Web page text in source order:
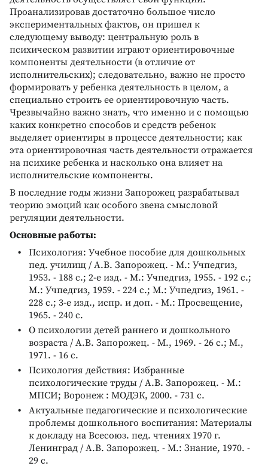
Проанализировав достаточно большое число
экспериментальных фактов, он пришел к
следующему выводу: центральную роль в
психическом развитии играют ориентировочные
компоненты деятельности (в отличие от
исполнительских); следовательно, важно не просто
формировать у ребенка деятельность в целом, а
специально строить ее ориентировочную часть.
Чрезвычайно важно знать, что именно и с помощью
каких конкретно способов и средств ребенок
выделяет ориентиры в процессе деятельности; как
эта ориентировочная часть деятельности отражается
на психике ребенка и насколько она влияет на
исполнительские компоненты.
В последние годы жизни Запорожец разрабатывал
теорию эмоций как особого звена смысловой
регуляции деятельности.
Основные работы:
Психология: Учебное пособие для дошкольных
пед. училищ / А.В. Запорожец. - М.: Учпедгиз,
1953. - 188 с.; 2-е изд. - М.: Учпедгиз, 1955. - 192 с.;
М.: Учпедгиз, 1959. - 224 с.; М.: Учпедгиз, 1961. -
228 с.; 3-е изд., испр. и доп. - М.: Просвещение,
1965. - 240 с.
О психологии детей раннего и дошкольного
возраста / А.В. Запорожец. - М., 1969. - 26 с.; М.,
1971. - 16 с.
Психология действия: Избранные
психологические труды / А.В. Запорожец. - М.:
МПСИ; Воронеж : МОДЭК, 2000. - 731 с.
Актуальные педагогические и психологические
проблемы дошкольного воспитания: Материалы
к докладу на Всесоюз. пед. чтениях 1970 г.
Ленинград / А.В. Запорожец. - М.: Знание, 1970. -
29 с.